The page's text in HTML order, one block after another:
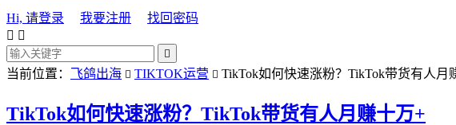
Hi, 请登录 我要注册
找回密码
 

当前位置： 飞鸽出海  TIKTOK运营  TikTok如何快速涨粉？TikTok带货有人月
TikTok如何快速涨粉？TikTok带货有人月赚十万+